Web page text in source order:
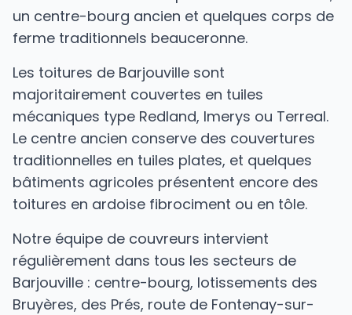
un centre-bourg ancien et quelques corps de
ferme traditionnels beauceronne.
Les toitures de Barjouville sont
majoritairement couvertes en tuiles
mécaniques type Redland, Imerys ou Terreal.
Le centre ancien conserve des couvertures
traditionnelles en tuiles plates, et quelques
bâtiments agricoles présentent encore des
toitures en ardoise fibrociment ou en tôle.
Notre équipe de couvreurs intervient
régulièrement dans tous les secteurs de
Barjouville : centre-bourg, lotissements des
Bruyères, des Prés, route de Fontenay-sur-